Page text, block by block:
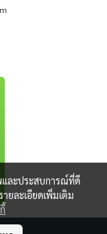
และประสบการณ์ที่ดี
ยละเอียดเพิ่มเติม